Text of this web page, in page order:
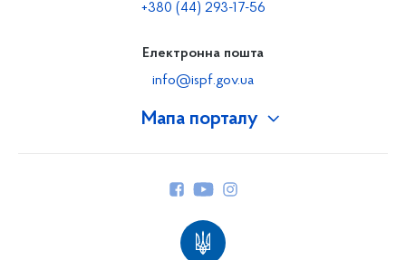
Мапа порталу
+380 (44) 293-17-56
Електронна пошта
info@ispf.gov.ua